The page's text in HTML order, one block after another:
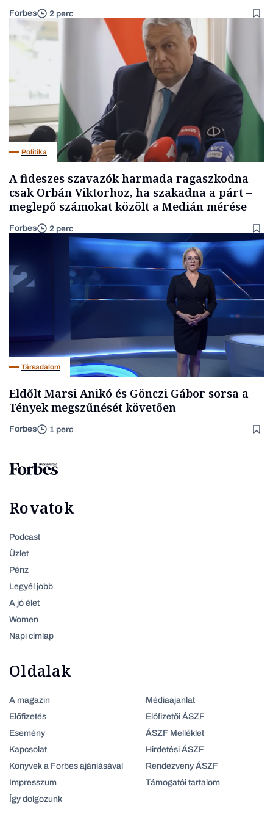
Forbes 2 perc
Politika
A fideszes szavazók harmada ragaszkodna
csak Orbán Viktorhoz, ha szakadna a párt –
meglepő számokat közölt a Medián mérése
Forbes 2 perc
Társadalom
Eldőlt Marsi Anikó és Gönczi Gábor sorsa a
Tények megszűnését követően
Forbes 1 perc
Rovatok
Podcast
Üzlet
Pénz
Legyél jobb
A jó élet
Women
Napi címlap
Oldalak
A magazin
Előfizetés
Esemény
Kapcsolat
Könyvek a Forbes ajánlásával
Impresszum
Így dolgozunk
Médiaajanlat
Előfizetői ÁSZF
ÁSZF Melléklet
Hirdetési ÁSZF
Rendezveny ÁSZF
Támogatói tartalom